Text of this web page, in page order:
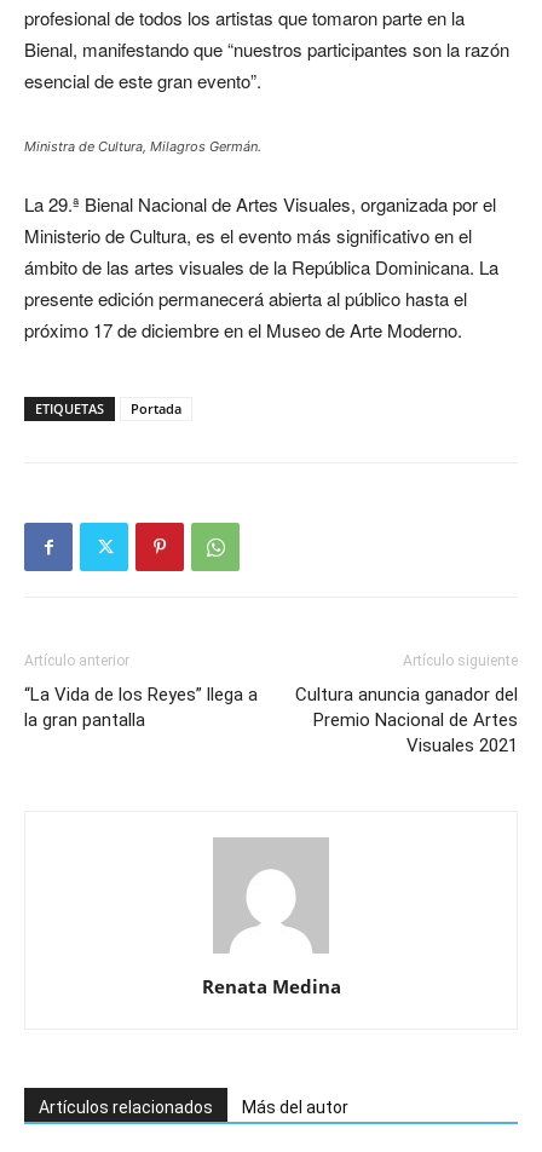
profesional de todos los artistas que tomaron parte en la
Bienal, manifestando que “nuestros participantes son la razón
esencial de este gran evento”.
Ministra de Cultura, Milagros Germán.
La 29.ª Bienal Nacional de Artes Visuales, organizada por el
Ministerio de Cultura, es el evento más significativo en el
ámbito de las artes visuales de la República Dominicana. La
presente edición permanecerá abierta al público hasta el
próximo 17 de diciembre en el Museo de Arte Moderno.
ETIQUETAS Portada
Artículo anterior
“La Vida de los Reyes” llega a
la gran pantalla
Artículo siguiente
Cultura anuncia ganador del
Premio Nacional de Artes
Visuales 2021
Renata Medina
Artículos relacionados Más del autor